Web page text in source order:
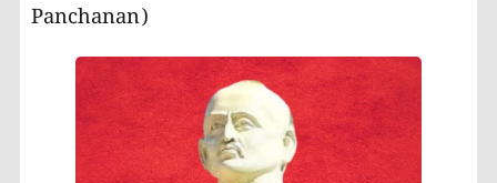
Panchanan)